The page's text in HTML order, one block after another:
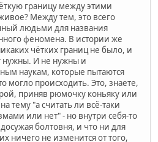
границу между этими
Между тем, это всего
людьми для названия
феномена. В истории же
чётких границ не было, и
нужны. И не нужны и
наукам, которые пытаются
могло происходить. Это, знаете,
приняв рюмочку коньяку или
тему "а считать ли всё-таки
или нет" - но внутри себя-то
болтовня, и что ни для
ничего не изменится от того,